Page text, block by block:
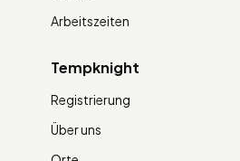
Arbeitszeiten
Tempknight
Registrierung
Über uns